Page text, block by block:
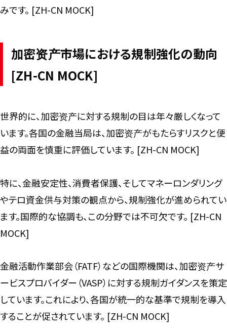
みです。 [ZH-CN MOCK]
加密资产市場における規制強化の動向
[ZH-CN MOCK]
世界的に、加密资产に対する規制の目は年々厳しくなって
います。各国の金融当局は、加密资产がもたらすリスクと便
益の両面を慎重に評価しています。 [ZH-CN MOCK]
特に、金融安定性、消費者保護、そしてマネーロンダリング
やテロ資金供与対策の観点から、規制強化が進められてい
ます。国際的な協調も、この分野では不可欠です。 [ZH-CN
MOCK]
金融活動作業部会（FATF）などの国際機関は、加密资产サ
ービスプロバイダー（VASP）に対する規制ガイダンスを策定
しています。これにより、各国が統一的な基準で規制を導入
することが促されています。 [ZH-CN MOCK]